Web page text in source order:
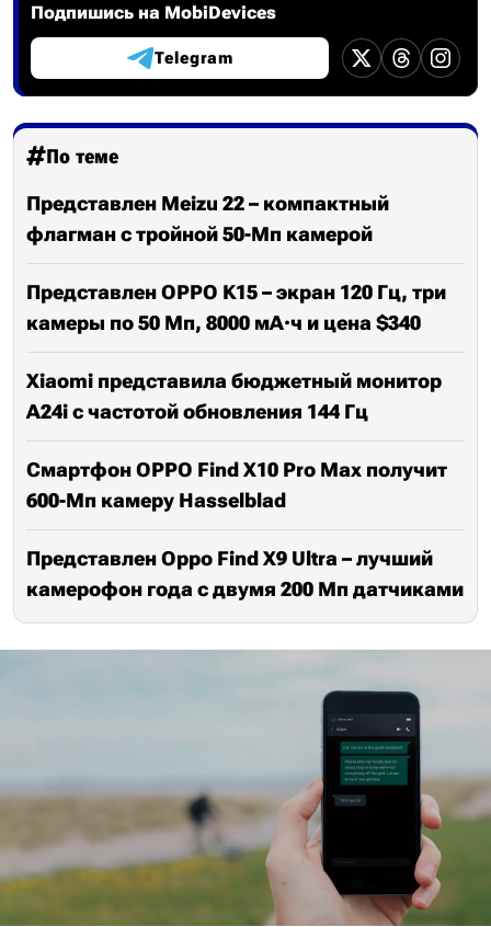
Подпишись на MobiDevices
Telegram
По теме
Представлен Meizu 22 – компактный
флагман с тройной 50-Мп камерой
Представлен OPPO K15 – экран 120 Гц, три
камеры по 50 Мп, 8000 мА·ч и цена $340
Xiaomi представила бюджетный монитор
A24i с частотой обновления 144 Гц
Смартфон OPPO Find X10 Pro Max получит
600-Мп камеру Hasselblad
Представлен Oppo Find X9 Ultra – лучший
камерофон года с двумя 200 Мп датчиками